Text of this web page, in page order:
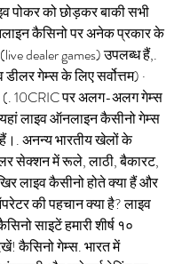
पोकर को छोड़कर बाकी सभी
कैसिनो पर अनेक प्रकार के
dealer games) उपलब्ध हैं,.
गेम्स के लिए सर्वोत्तम) ·
(. 10CRIC पर अलग-अलग गेम्स
लाइव ऑनलाइन कैसीनो गेम्स
अनन्य भारतीय खेलों के
सेक्शन में रूले, लाठी, बैकारट,
लाइव कैसीनो होते क्या हैं और
की पहचान क्या है? लाइव
साइटें हमारी शीर्ष १०
कैसिनो गेम्स. भारत में